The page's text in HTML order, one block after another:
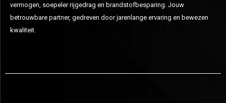
vermogen, soepeler rijgedrag en brandstofbesparing. Jouw
betrouwbare partner, gedreven door jarenlange ervaring en bewezen
kwaliteit.